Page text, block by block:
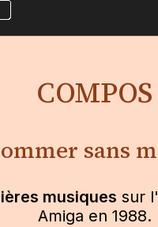
COMPOS
sans
musiques sur
Amiga en 1988.